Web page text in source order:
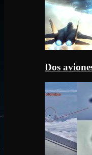
Dos